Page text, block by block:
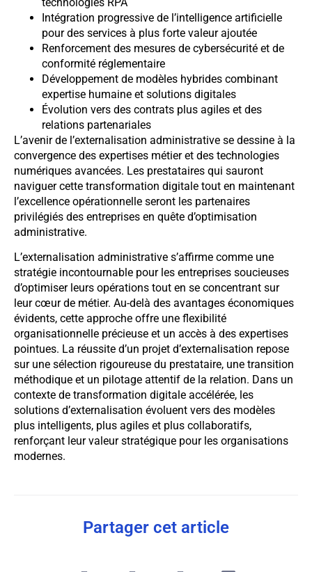
Intégration progressive de l’intelligence artificielle
pour des services à plus forte valeur ajoutée
Renforcement des mesures de cybersécurité et de
conformité réglementaire
Développement de modèles hybrides combinant
expertise humaine et solutions digitales
Évolution vers des contrats plus agiles et des
relations partenariales
L’avenir de l’externalisation administrative se dessine à la
convergence des expertises métier et des technologies
numériques avancées. Les prestataires qui sauront
naviguer cette transformation digitale tout en maintenant
l’excellence opérationnelle seront les partenaires
privilégiés des entreprises en quête d’optimisation
administrative.
L’externalisation administrative s’affirme comme une
stratégie incontournable pour les entreprises soucieuses
d’optimiser leurs opérations tout en se concentrant sur
leur cœur de métier. Au-delà des avantages économiques
évidents, cette approche offre une flexibilité
organisationnelle précieuse et un accès à des expertises
pointues. La réussite d’un projet d’externalisation repose
sur une sélection rigoureuse du prestataire, une transition
méthodique et un pilotage attentif de la relation. Dans un
contexte de transformation digitale accélérée, les
solutions d’externalisation évoluent vers des modèles
plus intelligents, plus agiles et plus collaboratifs,
renforçant leur valeur stratégique pour les organisations
modernes.
Partager cet article